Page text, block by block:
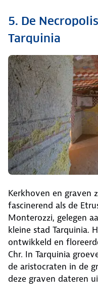
5. De
Tarquinia
Kerkhoven en graven
fascinerend als de
Monterozzi, gelegen
kleine stad Tarquinia.
ontwikkeld en
Chr. In Tarquinia
de aristocraten in de
deze graven dateren